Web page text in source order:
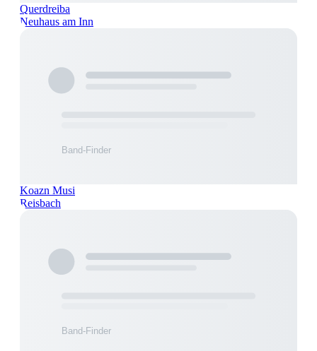
Querdreiba
Neuhaus am Inn
Koazn Musi
Reisbach